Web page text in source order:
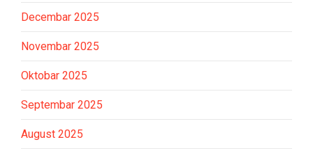
Decembar 2025
Novembar 2025
Oktobar 2025
Septembar 2025
August 2025